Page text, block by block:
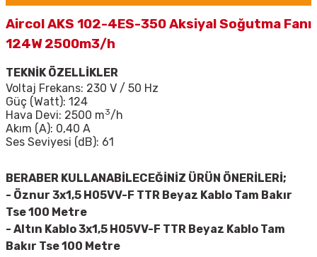
Aircol AKS 102-4ES-350 Aksiyal Soğutma Fanı
124W 2500m3/h
TEKNİK ÖZELLİKLER
Voltaj Frekans: 230 V / 50 Hz
Güç (Watt): 124
Hava Devi: 2500 m3/h
Akım (A): 0,40 A
Ses Seviyesi (dB): 61
BERABER KULLANABİLECEĞİNİZ ÜRÜN ÖNERİLERİ;
- Öznur 3x1,5 H05VV-F TTR Beyaz Kablo Tam Bakır
Tse 100 Metre
- Altın Kablo 3x1,5 H05VV-F TTR Beyaz Kablo Tam
Bakır Tse 100 Metre